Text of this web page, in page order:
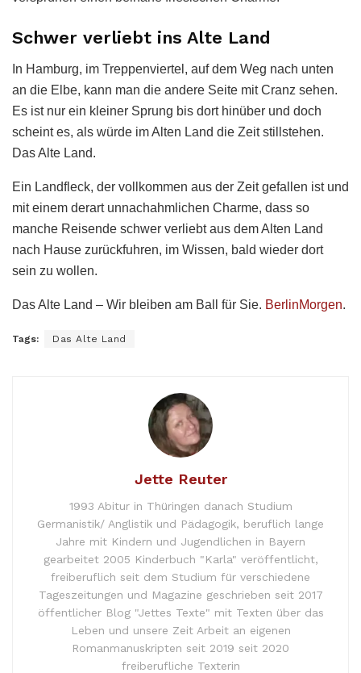
Schwer verliebt ins Alte Land
In Hamburg, im Treppenviertel, auf dem Weg nach unten
an die Elbe, kann man die andere Seite mit Cranz sehen.
Es ist nur ein kleiner Sprung bis dort hinüber und doch
scheint es, als würde im Alten Land die Zeit stillstehen.
Das Alte Land.
Ein Landfleck, der vollkommen aus der Zeit gefallen ist und
mit einem derart unnachahmlichen Charme, dass so
manche Reisende schwer verliebt aus dem Alten Land
nach Hause zurückfuhren, im Wissen, bald wieder dort
sein zu wollen.
Das Alte Land – Wir bleiben am Ball für Sie. BerlinMorgen.
Tags: Das Alte Land
Jette Reuter
1993 Abitur in Thüringen danach Studium
Germanistik/ Anglistik und Pädagogik, beruflich lange
Jahre mit Kindern und Jugendlichen in Bayern
gearbeitet 2005 Kinderbuch "Karla" veröffentlicht,
freiberuflich seit dem Studium für verschiedene
Tageszeitungen und Magazine geschrieben seit 2017
öffentlicher Blog "Jettes Texte" mit Texten über das
Leben und unsere Zeit Arbeit an eigenen
Romanmanuskripten seit 2019 seit 2020
freiberufliche Texterin